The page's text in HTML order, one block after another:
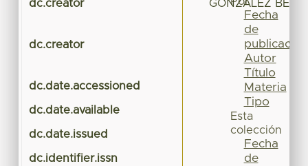
dc.creator GONZALEZ
dc.creator
dc.date.accessioned
dc.date.available
dc.date.issued
dc.identifier.issn
Fecha
de
publicación
Autor
Título
Materia
Tipo
Esta
colección
Fecha
de